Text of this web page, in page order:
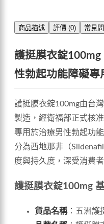
商品描述 評價 (0) 常見
護挺膜衣錠
性勃起功能障礙專
護挺膜衣錠100mg由台
製造，經衛福部正式核
專用於治療男性勃起功
分為西地那非（
度與持久度，深受消費
護挺膜衣錠100mg
貨品名稱：五洲護